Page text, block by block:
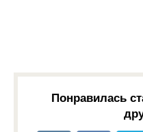
Понравилась